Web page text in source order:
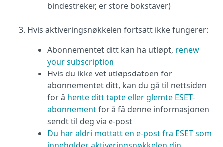
bindestreker, er store bokstaver)
Hvis aktiveringsnøkkelen fortsatt ikke fungerer:
Abonnementet ditt kan ha utløpt, renew
your subscription
Hvis du ikke vet utløpsdatoen for
abonnementet ditt, kan du gå til nettsiden
for å hente ditt tapte eller glemte ESET-
abonnementfor å få denne informasjonen
sendt til deg via e-post
Du har aldri mottatt en e-post fra ESET som